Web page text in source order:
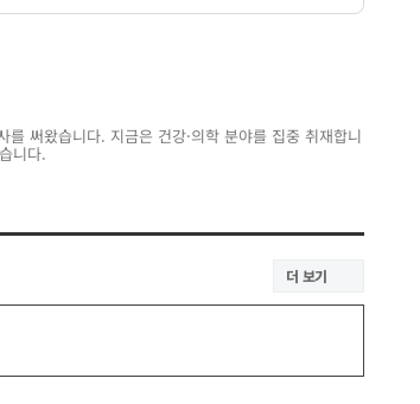
써왔습니다. 지금은 건강·의학 분야를 집중 취재합니
니다.
더 보기